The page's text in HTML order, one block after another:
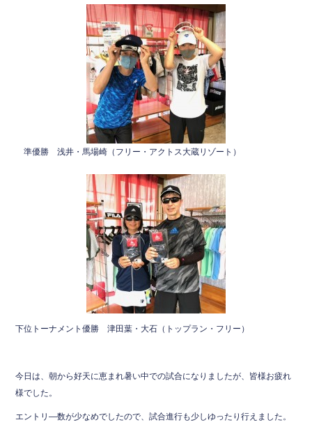
準優勝 浅井・馬場崎（フリー・アクトス大蔵リゾート）
下位トーナメント優勝 津田葉・大石（トップラン・フリー）
今日は、朝から好天に恵まれ暑い中での試合になりましたが、皆様お疲れ
様でした。
エントリ―数が少なめでしたので、試合進行も少しゆったり行えました。